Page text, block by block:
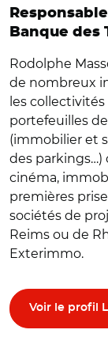
Banque des
Rodolphe
de nombreux
les
portefeuilles
(immobilier et
des parkings…)
cinéma,
premières
sociétés de
Reims ou de
Exterimmo.
Voir le profil